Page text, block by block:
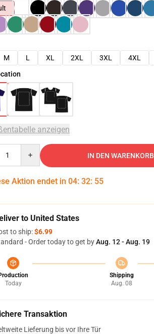
M L XL 2XL 3XL 4XL
anzeigen
IN DEN WARENKORB
Aktion endet in 04: 32: 54
to United States
to ship:$6.99
- Order today to get byAug. 12 - Aug. 19
Today
Shipping
Aug. 08
Transaktion
Lieferung bis vor Ihre Tür